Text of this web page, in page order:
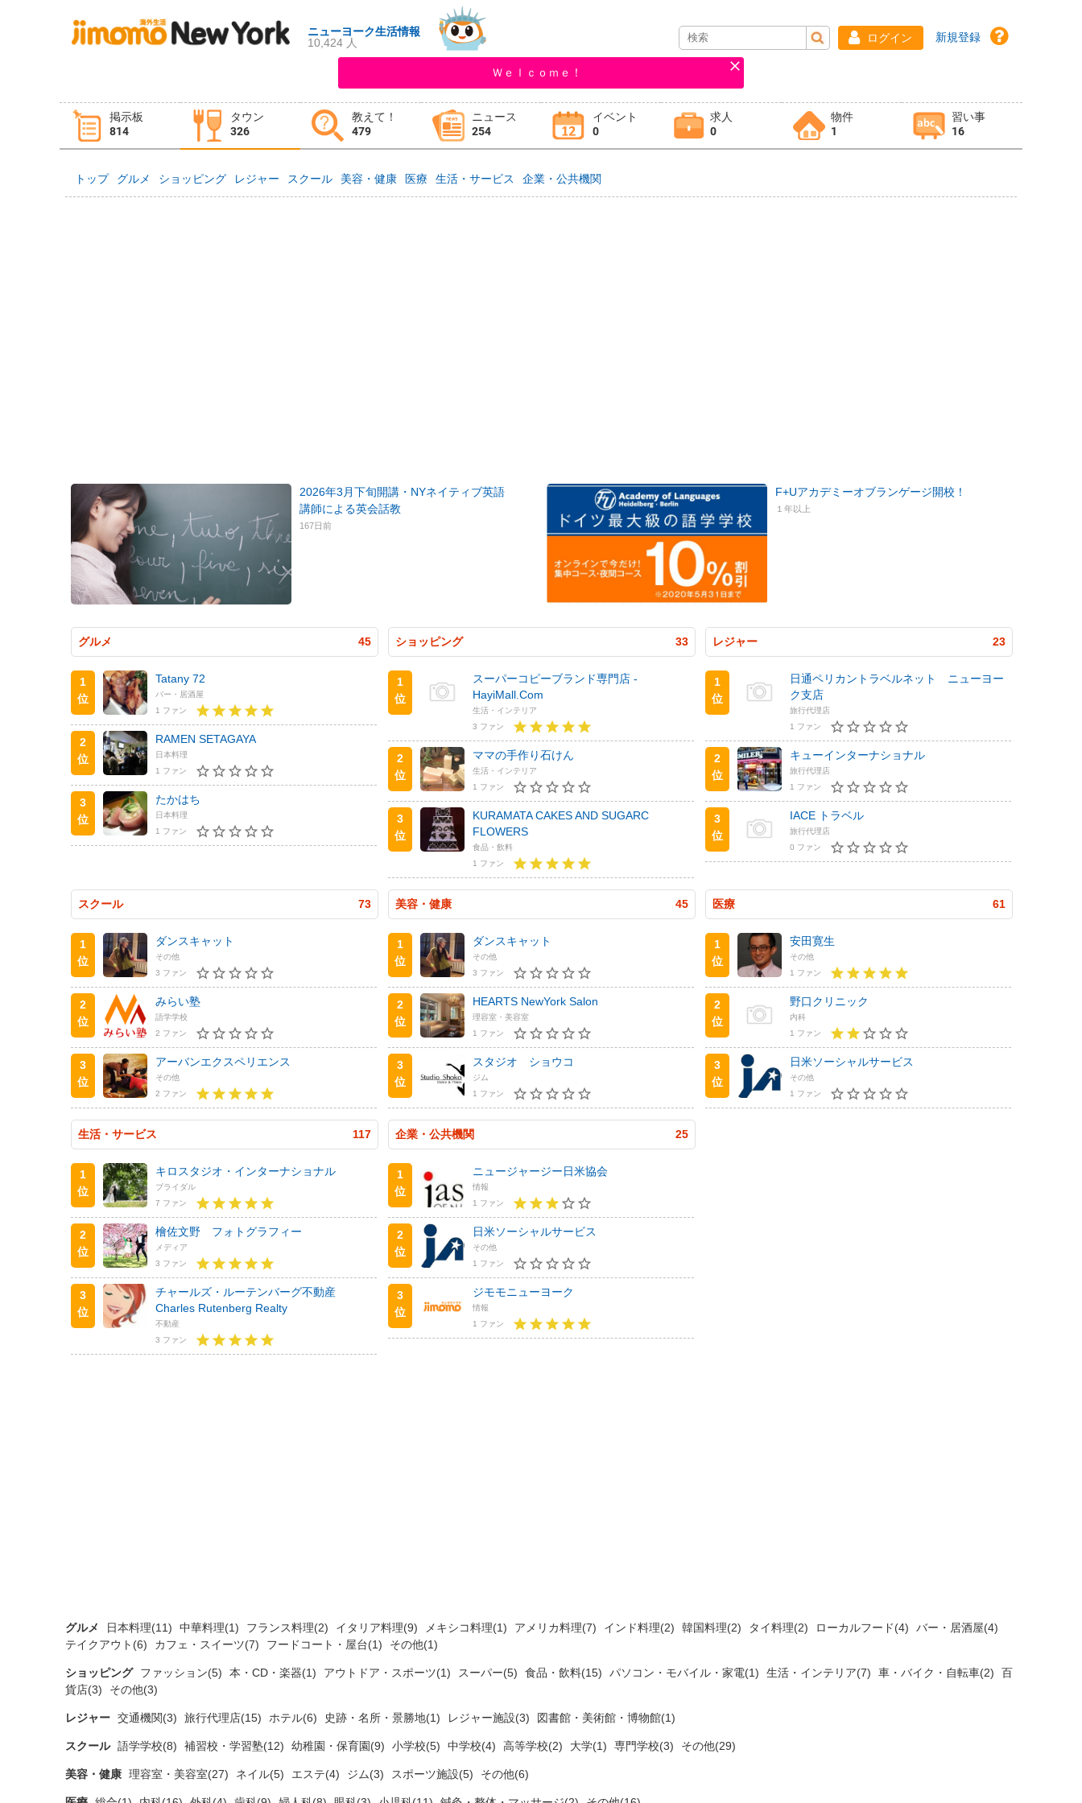
ニューヨーク生活情報
10,424 人
ログイン 新規登録
Ｗｅｌｃｏｍｅ！
掲示板
814
タウン
326
教えて！
479
ニュース
254
イベント
0
求人
0
物件
1
習い事
16
タウン情報 教えて！
イベント 求人
トップ グルメ ショッピング レジャー スクール 美容・健康 医療 生活・サービス 企業・公共機関
2026年3月下旬開講・NYネイティブ英語
講師による英会話教
167日前
F+Uアカデミーオブランゲージ開校！
１年以上
グルメ 45
1
位
Tatany 72
バー・居酒屋
1 ファン
2
位
RAMEN SETAGAYA
日本料理
1 ファン
3
位
たかはち
日本料理
1 ファン
ショッピング 33
1
位
スーパーコピーブランド専門店 -
HayiMall.Com
生活・インテリア
3 ファン
2
位
ママの手作り石けん
生活・インテリア
1 ファン
3
位
KURAMATA CAKES AND SUGARC
FLOWERS
食品・飲料
1 ファン
レジャー 23
1
位
日通ペリカントラベルネット ニューヨー
ク支店
旅行代理店
1 ファン
2
位
キューインターナショナル
旅行代理店
1 ファン
3
位
IACE トラベル
旅行代理店
0 ファン
スクール 73
1
位
ダンスキャット
その他
3 ファン
2
位
みらい塾
語学学校
2 ファン
3
位
アーバンエクスペリエンス
その他
2 ファン
美容・健康 45
1
位
ダンスキャット
その他
3 ファン
2
位
HEARTS NewYork Salon
理容室・美容室
1 ファン
3
位
スタジオ ショウコ
ジム
1 ファン
医療 61
1
位
安田寛生
その他
1 ファン
2
位
野口クリニック
内科
1 ファン
3
位
日米ソーシャルサービス
その他
1 ファン
生活・サービス 117
1
位
キロスタジオ・インターナショナル
ブライダル
7 ファン
2
位
檜佐文野 フォトグラフィー
メディア
3 ファン
3
位
チャールズ・ルーテンバーグ不動産
Charles Rutenberg Realty
不動産
3 ファン
企業・公共機関 25
1
位
ニュージャージー日米協会
情報
1 ファン
2
位
日米ソーシャルサービス
その他
1 ファン
3
位
ジモモニューヨーク
情報
1 ファン
グルメ 日本料理(11) 中華料理(1) フランス料理(2) イタリア料理(9) メキシコ料理(1) アメリカ料理(7) インド料理(2) 韓国料理(2) タイ料理(2) ローカルフード(4)
バー・居酒屋(4)
テイクアウト(6)
カフェ・スイーツ(7) フードコート・屋台(1) その他(1)
ショッピング ファッション(5) 本・CD・楽器(1) アウトドア・スポーツ(1) スーパー(5) 食品・飲料(15) パソコン・モバイル・家電(1) 生活・インテリア(7) 車・バイク・自転車(2)
百
貨店(3)
その他(3)
レジャー 交通機関(3) 旅行代理店(15) ホテル(6) 史跡・名所・景勝地(1) レジャー施設(3) 図書館・美術館・博物館(1)
スクール 語学学校(8) 補習校・学習塾(12) 幼稚園・保育園(9) 小学校(5) 中学校(4) 高等学校(2) 大学(1) 専門学校(3) その他(29)
美容・健康 理容室・美容室(27) ネイル(5) エステ(4) ジム(3) スポーツ施設(5) その他(6)